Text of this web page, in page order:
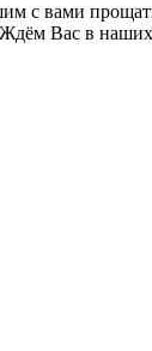
с вами
Вас в наших